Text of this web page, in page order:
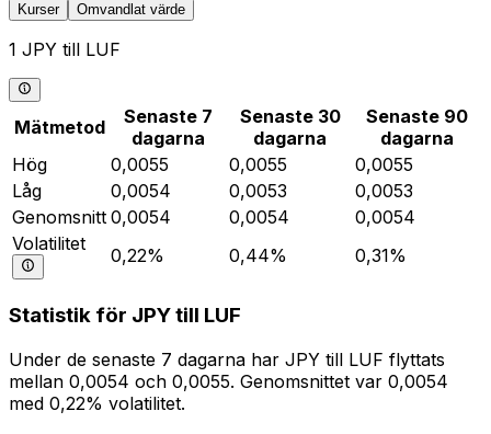
Kurser Omvandlat värde
1 JPY till LUF
Mätmetod
Senaste 7
dagarna
Senaste 30
dagarna
Senaste 90
dagarna
Hög
0,0055 0,0055
0,0055
Låg
0,0054 0,0053
0,0053
Genomsnitt 0,0054 0,0054
0,0054
Volatilitet
0,22% 0,44% 0,31%
Statistik för JPY till LUF
Under de senaste 7 dagarna har JPY till LUF flyttats
mellan 0,0054 och 0,0055. Genomsnittet var 0,0054
med 0,22% volatilitet.